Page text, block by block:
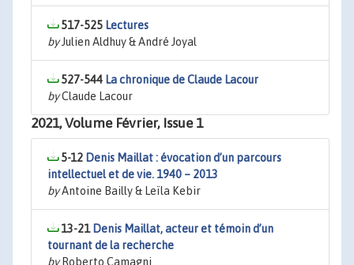
517-525 Lectures
byJulien Aldhuy & André Joyal
527-544 La chronique de Claude Lacour
byClaude Lacour
2021, Volume Février, Issue 1
5-12 Denis Maillat : évocation d’un parcours
intellectuel et de vie. 1940 – 2013
byAntoine Bailly & Leïla Kebir
13-21 Denis Maillat, acteur et témoin d’un
tournant de la recherche
byRoberto Camagni